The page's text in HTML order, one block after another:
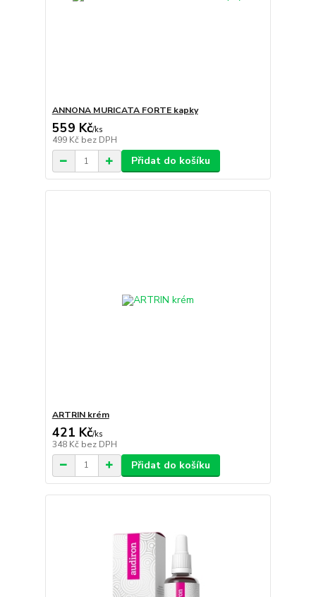
ANNONA MURICATA FORTE kapky
559 Kč/ks
499 Kč bez DPH
Přidat do košíku
ARTRIN krém
421 Kč/ks
348 Kč bez DPH
Přidat do košíku